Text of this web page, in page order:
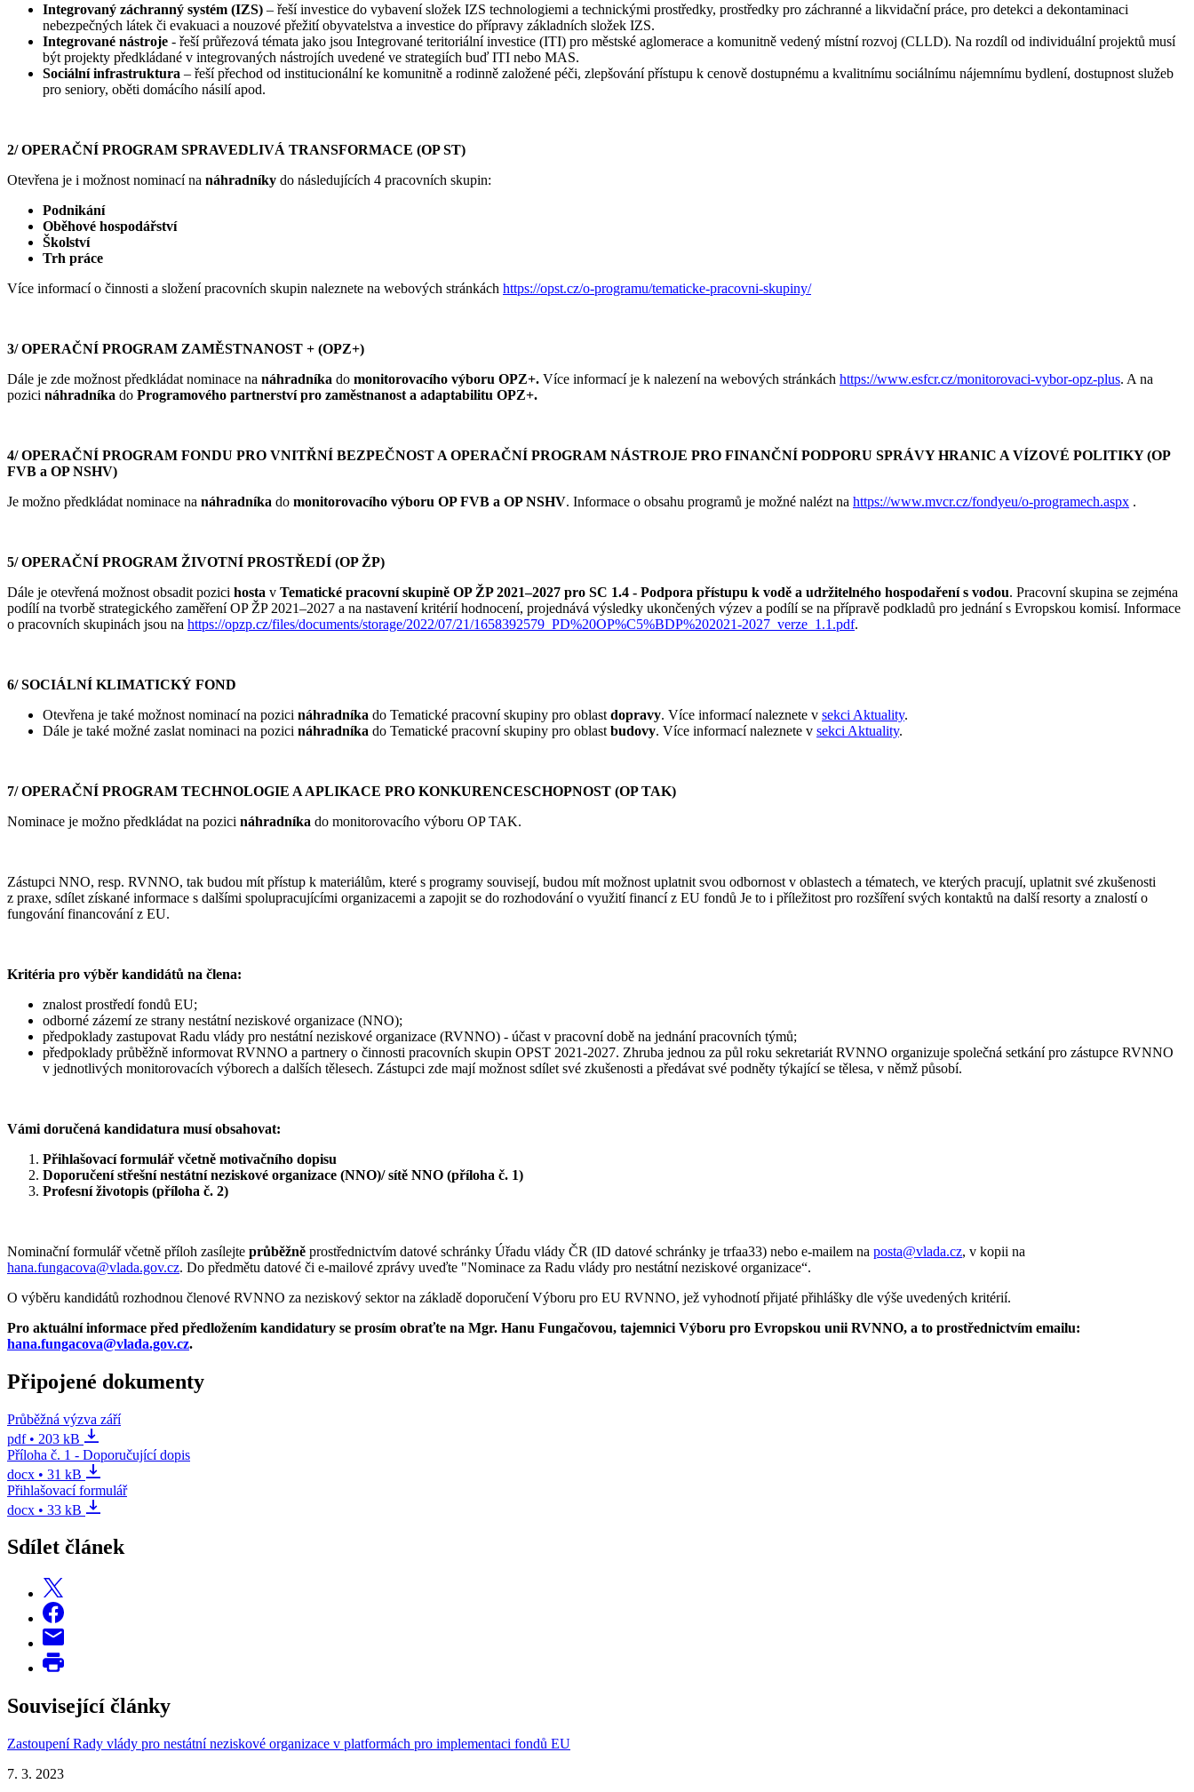
Integrovaný záchranný systém (IZS) – řeší investice do vybavení složek IZS technologiemi a technickými prostředky, prostředky pro záchranné a likvidační práce, pro detekci a dekontaminaci
nebezpečných látek či evakuaci a nouzové přežití obyvatelstva a investice do přípravy základních složek IZS.
Integrované nástroje - řeší průřezová témata jako jsou Integrované teritoriální investice (ITI) pro městské aglomerace a komunitně vedený místní rozvoj (CLLD). Na rozdíl od individuální projektů musí
být projekty předkládané v integrovaných nástrojích uvedené ve strategiích buď ITI nebo MAS.
Sociální infrastruktura – řeší přechod od institucionální ke komunitně a rodinně založené péči, zlepšování přístupu k cenově dostupnému a kvalitnímu sociálnímu nájemnímu bydlení, dostupnost služeb
pro seniory, oběti domácího násilí apod.
2/ OPERAČNÍ PROGRAM SPRAVEDLIVÁ TRANSFORMACE (OP ST)
Otevřena je i možnost nominací na náhradníky do následujících 4 pracovních skupin:
Podnikání
Oběhové hospodářství
Školství
Trh práce
Více informací o činnosti a složení pracovních skupin naleznete na webových stránkách https://opst.cz/o-programu/tematicke-pracovni-skupiny/
3/ OPERAČNÍ PROGRAM ZAMĚSTNANOST + (OPZ+)
Dále je zde možnost předkládat nominace na náhradníka do monitorovacího výboru OPZ+. Více informací je k nalezení na webových stránkách https://www.esfcr.cz/monitorovaci-vybor-opz-plus. A na
pozici náhradníka do Programového partnerství pro zaměstnanost a adaptabilitu OPZ+.
4/ OPERAČNÍ PROGRAM FONDU PRO VNITŘNÍ BEZPEČNOST A OPERAČNÍ PROGRAM NÁSTROJE PRO FINANČNÍ PODPORU SPRÁVY HRANIC A VÍZOVÉ POLITIKY (OP
FVB a OP NSHV)
Je možno předkládat nominace na náhradníka do monitorovacího výboru OP FVB a OP NSHV. Informace o obsahu programů je možné nalézt na https://www.mvcr.cz/fondyeu/o-programech.aspx .
5/ OPERAČNÍ PROGRAM ŽIVOTNÍ PROSTŘEDÍ (OP ŽP)
Dále je otevřená možnost obsadit pozici hosta v Tematické pracovní skupině OP ŽP 2021–2027 pro SC 1.4 - Podpora přístupu k vodě a udržitelného hospodaření s vodou. Pracovní skupina se zejména
podílí na tvorbě strategického zaměření OP ŽP 2021–2027 a na nastavení kritérií hodnocení, projednává výsledky ukončených výzev a podílí se na přípravě podkladů pro jednání s Evropskou komisí. Informace
o pracovních skupinách jsou na https://opzp.cz/files/documents/storage/2022/07/21/1658392579_PD%20OP%C5%BDP%202021-2027_verze_1.1.pdf.
6/ SOCIÁLNÍ KLIMATICKÝ FOND
Otevřena je také možnost nominací na pozici náhradníka do Tematické pracovní skupiny pro oblast dopravy. Více informací naleznete v sekci Aktuality.
Dále je také možné zaslat nominaci na pozici náhradníka do Tematické pracovní skupiny pro oblast budovy. Více informací naleznete v sekci Aktuality.
7/ OPERAČNÍ PROGRAM TECHNOLOGIE A APLIKACE PRO KONKURENCESCHOPNOST (OP TAK)
Nominace je možno předkládat na pozici náhradníka do monitorovacího výboru OP TAK.
Zástupci NNO, resp. RVNNO, tak budou mít přístup k materiálům, které s programy souvisejí, budou mít možnost uplatnit svou odbornost v oblastech a tématech, ve kterých pracují, uplatnit své zkušenosti
z praxe, sdílet získané informace s dalšími spolupracujícími organizacemi a zapojit se do rozhodování o využití financí z EU fondů Je to i příležitost pro rozšíření svých kontaktů na další resorty a znalostí o
fungování financování z EU.
Kritéria pro výběr kandidátů na člena:
znalost prostředí fondů EU;
odborné zázemí ze strany nestátní neziskové organizace (NNO);
předpoklady zastupovat Radu vlády pro nestátní neziskové organizace (RVNNO) - účast v pracovní době na jednání pracovních týmů;
předpoklady průběžně informovat RVNNO a partnery o činnosti pracovních skupin OPST 2021-2027. Zhruba jednou za půl roku sekretariát RVNNO organizuje společná setkání pro zástupce RVNNO
v jednotlivých monitorovacích výborech a dalších tělesech. Zástupci zde mají možnost sdílet své zkušenosti a předávat své podněty týkající se tělesa, v němž působí.
Vámi doručená kandidatura musí obsahovat:
Přihlašovací formulář včetně motivačního dopisu
Doporučení střešní nestátní neziskové organizace (NNO)/ sítě NNO (příloha č. 1)
Profesní životopis (příloha č. 2)
Nominační formulář včetně příloh zasílejte průběžně prostřednictvím datové schránky Úřadu vlády ČR (ID datové schránky je trfaa33) nebo e-mailem na posta@vlada.cz, v kopii na
hana.fungacova@vlada.gov.cz. Do předmětu datové či e‑mailové zprávy uveďte "Nominace za Radu vlády pro nestátní neziskové organizace“.
O výběru kandidátů rozhodnou členové RVNNO za neziskový sektor na základě doporučení Výboru pro EU RVNNO, jež vyhodnotí přijaté přihlášky dle výše uvedených kritérií.
Pro aktuální informace před předložením kandidatury se prosím obraťte na Mgr. Hanu Fungačovou, tajemnici Výboru pro Evropskou unii RVNNO, a to prostřednictvím e­mailu:
hana.fungacova@vlada.gov.cz.
Připojené dokumenty
Průběžná výzva září
pdf • 203 kB
Příloha č. 1 - Doporučující dopis
docx • 31 kB
Přihlašovací formulář
docx • 33 kB
Sdílet článek
Související články
Zastoupení Rady vlády pro nestátní neziskové organizace v platformách pro implementaci fondů EU
7. 3. 2023